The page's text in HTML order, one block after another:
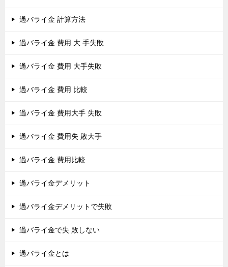
過バライ金 計算方法
過バライ金 費用 大 手失敗
過バライ金 費用 大手失敗
過バライ金 費用 比較
過バライ金 費用大手 失敗
過バライ金 費用失 敗大手
過バライ金 費用比較
過バライ金デメリット
過バライ金デメリットで失敗
過バライ金で失 敗しない
過バライ金とは